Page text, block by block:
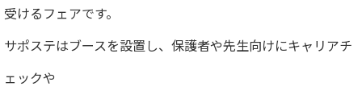
受けるフェアです。
サポステはブースを設置し、保護者や先生向けにキャリアチ
ェックや